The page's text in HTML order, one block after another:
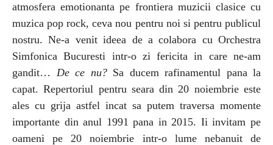
atmosfera emotionanta pe frontiera muzicii clasice cu
muzica pop rock, ceva nou pentru noi si pentru publicul
nostru. Ne-a venit ideea de a colabora cu Orchestra
Simfonica Bucuresti intr-o zi fericita in care ne-am
gandit… De ce nu?Sa ducem rafinamentul pana la
capat. Repertoriul pentru seara din 20 noiembrie este
ales cu grija astfel incat sa putem traversa momente
importante din anul 1991 pana in 2015. Ii invitam pe
oameni pe 20 noiembrie intr-o lume nebanuit de